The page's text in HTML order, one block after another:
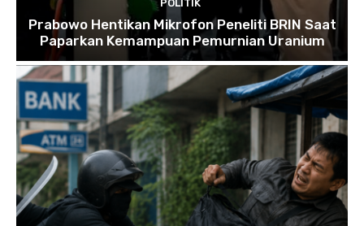
POLITIK
Prabowo Hentikan Mikrofon Peneliti BRIN Saat
Paparkan Kemampuan Pemurnian Uranium